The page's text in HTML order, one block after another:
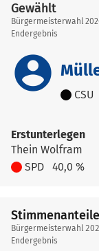
Gewählt
Bürgermeisterwahl
Endergebnis
account_circle CSU
Erstunterlegen
Thein Wolfram
SPD
40,0 %
Stimmenanteile
tabellarisch
Bürgermeisterwahl
Endergebnis